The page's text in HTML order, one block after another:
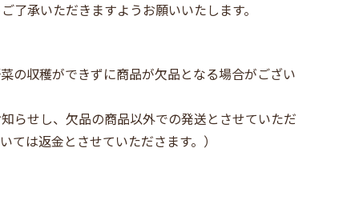
了承いただきますようお願いいたします。
の収穫ができずに商品が欠品となる場合がござい
らせし、欠品の商品以外での発送とさせていただ
ては返金とさせていたださます。）